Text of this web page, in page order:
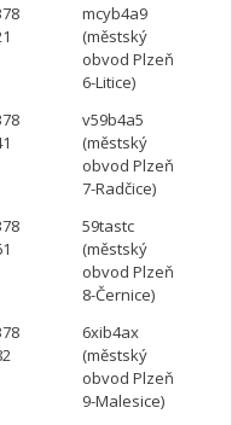
mcyb4a9
(městský
obvod Plzeň
6-Litice)
v59b4a5
(městský
obvod Plzeň
7-Radčice)
59tastc
(městský
obvod Plzeň
8-Černice)
6xib4ax
(městský
obvod Plzeň
9-Malesice)